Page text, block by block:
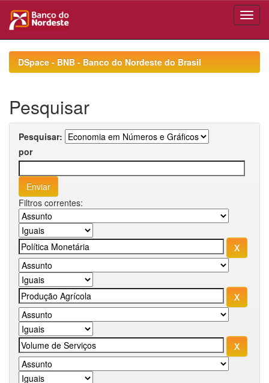
navigationDSpace - BNB - Banco do Nordeste do Brasil
Pesquisar
Pesquisar:
por
Filtros correntes: